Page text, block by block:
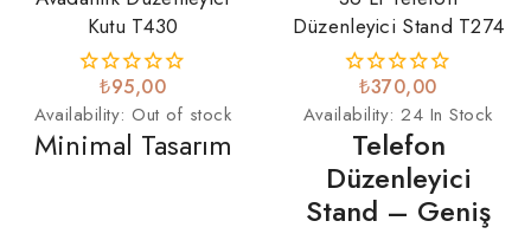
Kutu T430
₺95,00
Availability: Out of stock
Minimal Tasarım
Düzenleyici Stand T274
₺370,00
Availability:24 In Stock
Telefon
Düzenleyici
Stand – Geniş